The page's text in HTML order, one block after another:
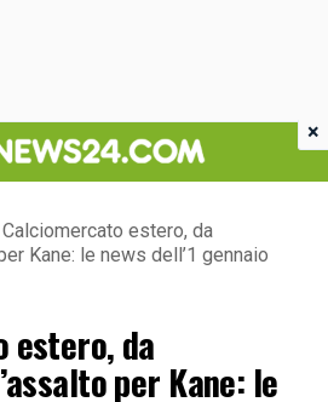
Calciomercato estero, da
Kane: le news dell’1 gennaio
estero, da
per Kane: le
×